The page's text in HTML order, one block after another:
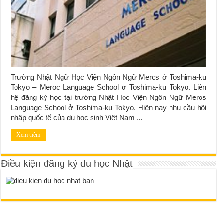
Trường Nhật Ngữ Học Viện Ngôn Ngữ Meros ở Toshima-ku
Tokyo – Meroc Language School ở Toshima-ku Tokyo. Liên
hệ đăng ký học tại trường Nhật Học Viện Ngôn Ngữ Meros
Language School ở Toshima-ku Tokyo. Hiện nay nhu cầu hội
nhập quốc tế của du học sinh Việt Nam ...
Xem thêm
Điều kiện đăng ký du học Nhật